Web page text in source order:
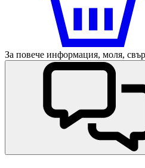
За повече информация, моля,